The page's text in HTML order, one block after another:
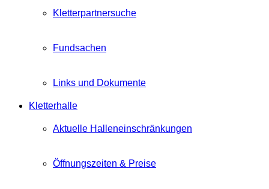
Kletterpartnersuche
Fundsachen
Links und Dokumente
Kletterhalle
Aktuelle Halleneinschränkungen
Öffnungszeiten & Preise